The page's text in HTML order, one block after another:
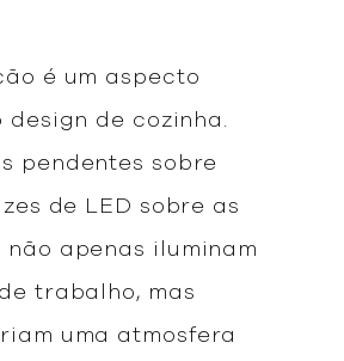
é um aspecto
de cozinha.
pendentes sobre
de LED sobre as
não apenas iluminam
trabalho, mas
uma atmosfera